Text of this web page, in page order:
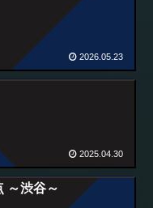
2026.05.23
2025.04.30
～渋谷～